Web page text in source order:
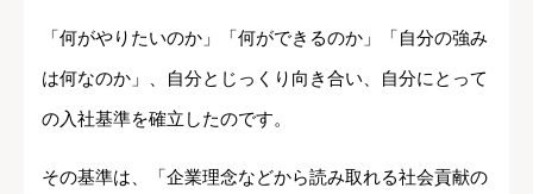
「何がやりたいのか」「何ができるのか」「自分の強み
は何なのか」、自分とじっくり向き合い、自分にとって
の入社基準を確立したのです。
その基準は、「企業理念などから読み取れる社会貢献の